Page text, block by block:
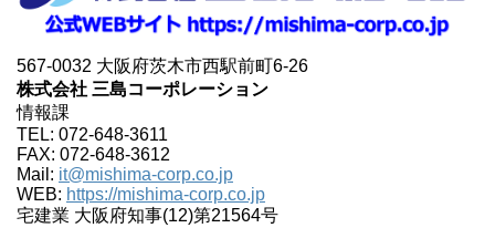
567-0032 大阪府茨木市西駅前町6-26
株式会社 三島コーポレーション
情報課
TEL: 072-648-3611
FAX: 072-648-3612
Mail: it@mishima-corp.co.jp
WEB: https://mishima-corp.co.jp
宅建業 大阪府知事(12)第21564号